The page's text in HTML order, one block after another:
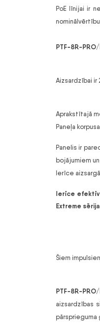
PoE līnijai ir
PTF-8R-
Aizsardzībai ir
Aprakstītajā
Paneļa
Panelis ir
bojājumiem
Ierīce
Ierīce efektīvi
Extreme
Šiem
PTF-8R-PRO/
aizsardzības
pārsprieguma